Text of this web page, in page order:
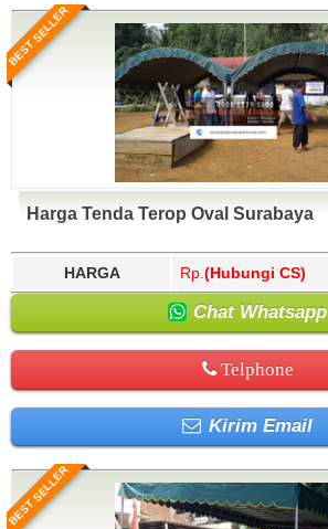
BEST SELLER
Harga Tenda Terop Oval Surabaya
HARGA Rp. (Hubungi CS)
Chat Whatsapp
Telphone
Kirim Email
BEST SELLER